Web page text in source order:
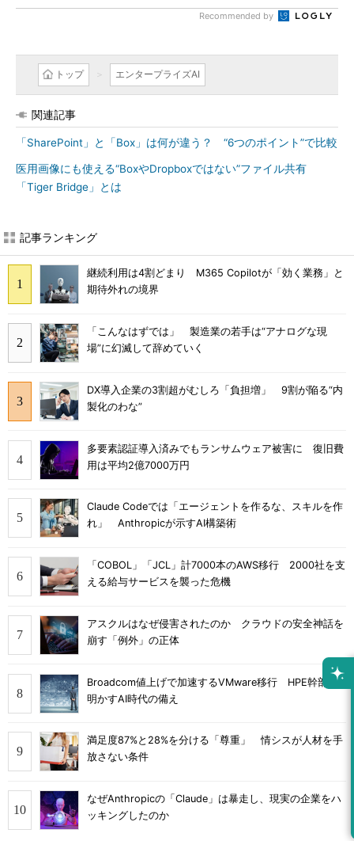
Recommended by
トップ エンタープライズAI
関連記事
「SharePoint」と「Box」は何が違う？ “6つのポイント”で比較
医用画像にも使える“BoxやDropboxではない”ファイル共有
「Tiger Bridge」とは
記事ランキング
継続利用は4割どまり M365 Copilotが「効く業務」と
期待外れの境界
「こんなはずでは」 製造業の若手は“アナログな現
場”に幻滅して辞めていく
DX導入企業の3割超がむしろ「負担増」 9割が陥る“内
製化のわな”
多要素認証導入済みでもランサムウェア被害に 復旧費
用は平均2億7000万円
Claude Codeでは「エージェントを作るな、スキルを作
れ」 Anthropicが示すAI構築術
「COBOL」「JCL」計7000本のAWS移行 2000社を支
える給与サービスを襲った危機
アスクルはなぜ侵害されたのか クラウドの安全神話を
崩す「例外」の正体
Broadcom値上げで加速するVMware移行 HPE幹部が
明かすAI時代の備え
満足度87%と28%を分ける「尊重」 情シスが人材を手
放さない条件
なぜAnthropicの「Claude」は暴走し、現実の企業をハ
ッキングしたのか